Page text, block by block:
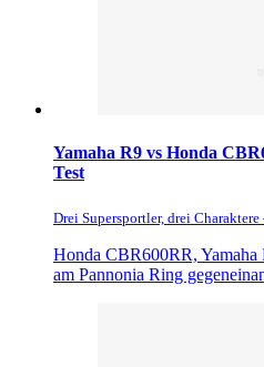
Yamaha R9 vs Honda
Test
Drei Supersportler, drei
Honda CBR600RR,
am Pannonia Ring